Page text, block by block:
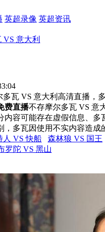
英超录像 英超资讯
VS 意大利
瓦 VS 意大利高清直播，
费直播不存摩尔多瓦 VS 意
内容可能存在虚假信息、
，多瓦因使用不实内容造
人 VS 快船
森林狼 VS 国王
罗陀 VS 黑山